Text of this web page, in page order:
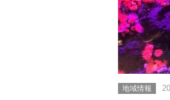
地域情報